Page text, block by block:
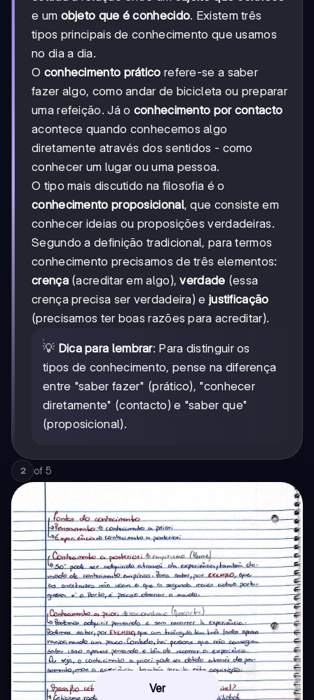
e um objeto que é conhecido. Existem três
tipos principais de conhecimento que usamos
no dia a dia.
O conhecimento prático refere-se a saber
fazer algo, como andar de bicicleta ou preparar
uma refeição. Já o conhecimento por contacto
acontece quando conhecemos algo
diretamente através dos sentidos - como
conhecer um lugar ou uma pessoa.
O tipo mais discutido na filosofia é o
conhecimento proposicional, que consiste em
conhecer ideias ou proposições verdadeiras.
Segundo a definição tradicional, para termos
conhecimento precisamos de três elementos:
crença(acreditar em algo),verdade (essa
crença precisa ser verdadeira) e justificação
(precisamos ter boas razões para acreditar).
💡 Dica para lembrar: Para distinguir os
tipos de conhecimento, pense na diferença
entre "saber fazer" (prático), "conhecer
diretamente" (contacto) e "saber que"
(proposicional).
2 of 5
Ver